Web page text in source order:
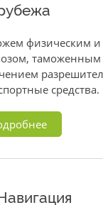
физическим
средства.